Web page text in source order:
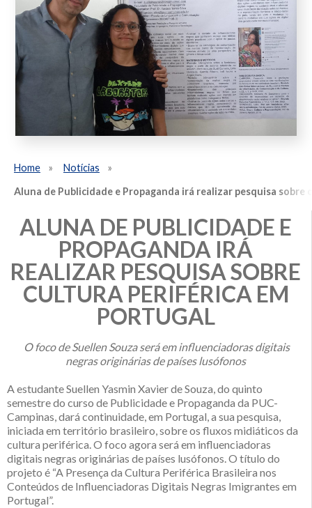
Home
Notícias
Aluna de Publicidade e Propaganda irá realizar pesquisa
ALUNA DE PUBLICIDADE E
PROPAGANDA IRÁ
REALIZAR PESQUISA SOBRE
CULTURA PERIFÉRICA EM
PORTUGAL
O foco de Suellen Souza será em influenciadoras digitais
negras originárias de países lusófonos
A estudante Suellen Yasmin Xavier de Souza, do quinto
semestre do curso de Publicidade e Propaganda da PUC-
Campinas, dará continuidade, em Portugal, a sua pesquisa,
iniciada em território brasileiro, sobre os fluxos midiáticos da
cultura periférica. O foco agora será em influenciadoras
digitais negras originárias de países lusófonos. O título do
projeto é “A Presença da Cultura Periférica Brasileira nos
Conteúdos de Influenciadoras Digitais Negras Imigrantes em
Portugal”.